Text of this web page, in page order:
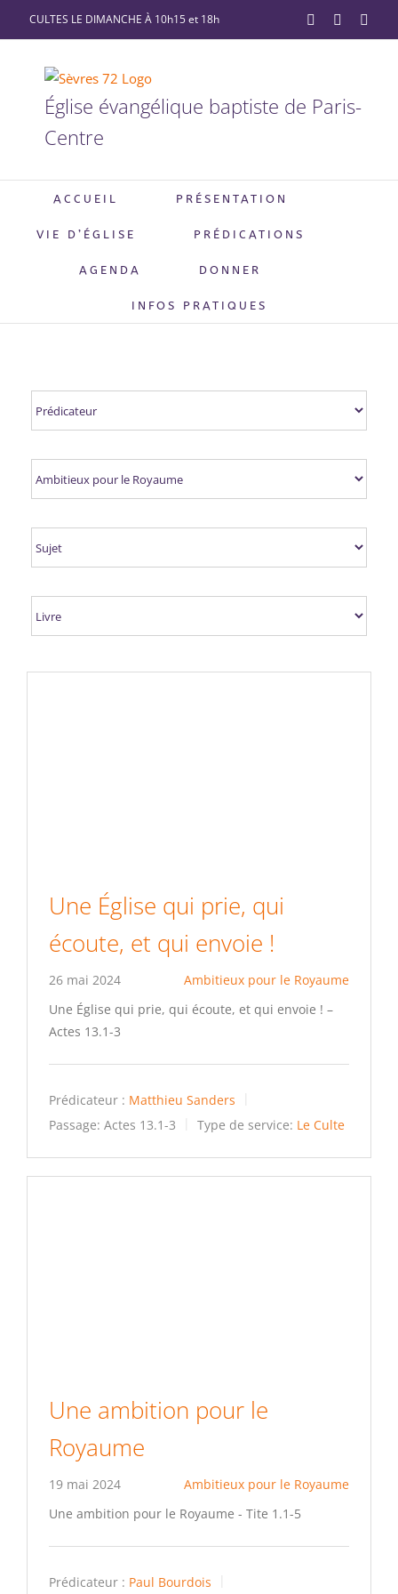
Passer
au
CULTES LE DIMANCHE À 10h15 et 18h YouTubeFacebook
Église évangélique baptiste de Paris-
Centre
ACCUEIL PRÉSENTATION
VIE D’ÉGLISE PRÉDICATIONS
AGENDA DONNER
INFOS PRATIQUES
Une Église qui prie, qui
écoute, et qui envoie !
26 mai 2024
Ambitieux pour le Royaume
Une Église qui prie, qui écoute, et qui envoie ! –
Actes 13.1-3
Prédicateur : Matthieu Sanders
Passage: Actes 13.1-3 Type de service: Le Culte
Une ambition pour le
Royaume
19 mai 2024
Ambitieux pour le Royaume
Une ambition pour le Royaume - Tite 1.1-5
Prédicateur : Paul Bourdois